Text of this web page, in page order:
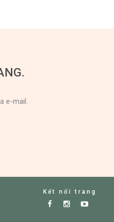
e-mail.
Kết nối trang